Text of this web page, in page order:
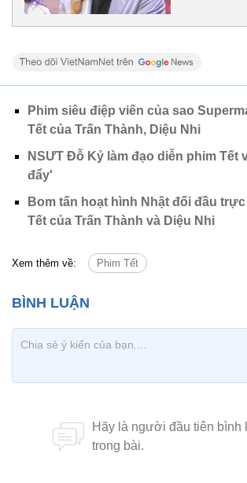
Phim siêu điệp viên của sao
Tết của Trấn Thành, Diệu Nhi
NSƯT Đỗ Kỷ làm đạo diễn phim Tết
đẩy'
Bom tấn hoạt hình Nhật đối đầu
Tết của Trấn Thành và Diệu Nhi
Xem thêm về: Phim Tết